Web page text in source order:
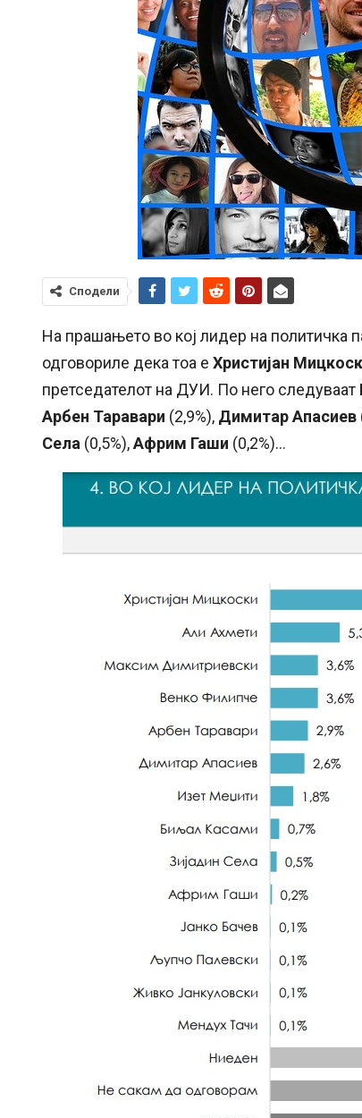
Сподели
На прашањето во кој лидер на политичка
одговориле дека тоа е Христијан
претседателот на ДУИ. По него следуваат
Арбен Таравари (2,9%), Димитар Апасиев
Села (0,5%),Африм Гаши (0,2%)…